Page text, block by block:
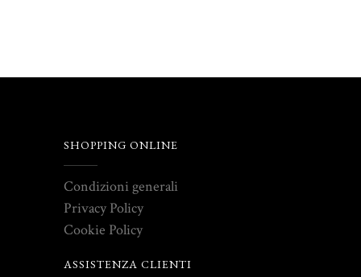
SHOPPING ONLINE
Condizioni generali
Privacy Policy
Cookie Policy
ASSISTENZA CLIENTI